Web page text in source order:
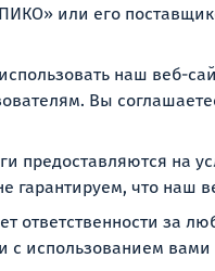
или его
наш веб-
Вы
предоставляются на
что наш
ответственности
использованием вами